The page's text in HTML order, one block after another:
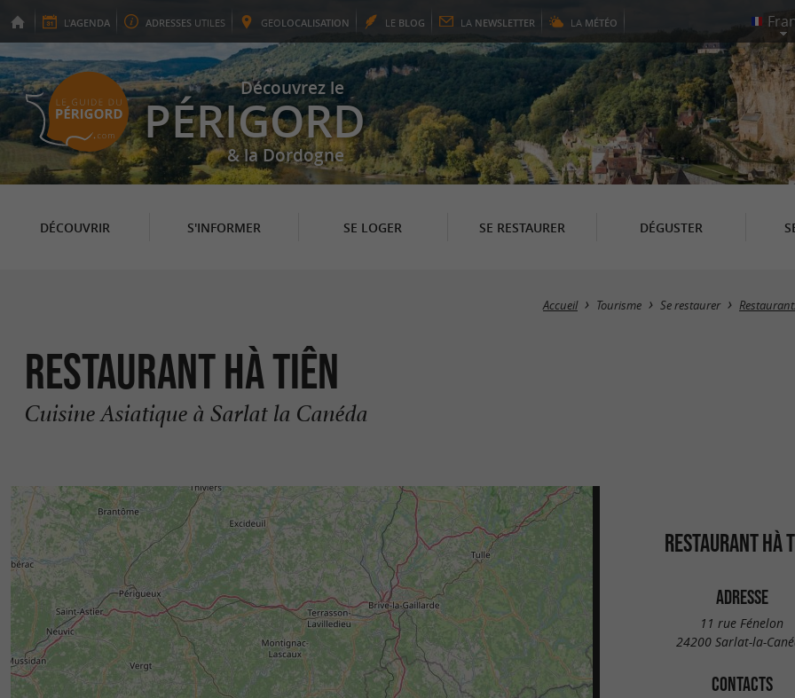
L'AGENDA ADRESSES UTILES GEOLOCALISATION LE BLOG LA NEWSLETTER LA MÉTÉO
Découvrez le
PÉRIGORD
& la Dordogne
DÉCOUVRIR S'INFORMER SE LOGER SE RESTAURER DÉGUSTER
Accueil Tourisme Se restaurer
Restaurant Hà Tiên
Cuisine Asiatique à Sarlat la Canéda
RESTAURANT HÀ
ADRESSE
11 rue Fénelon
24200 Sarlat-la-
CONTACTS